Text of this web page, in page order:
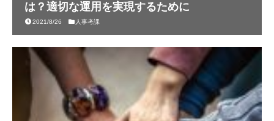
は？適切な運用を実現するために
2021/8/26 人事考課